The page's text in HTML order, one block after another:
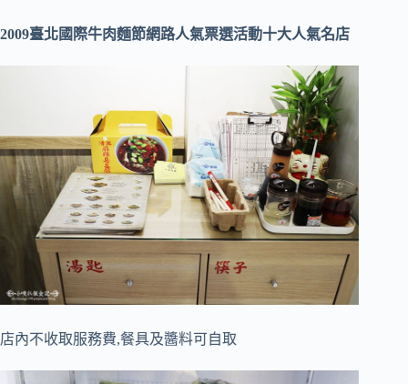
2009臺北國際牛肉麵節網路人氣票選活動十大人氣名店
店內不收取服務費,餐具及醬料可自取